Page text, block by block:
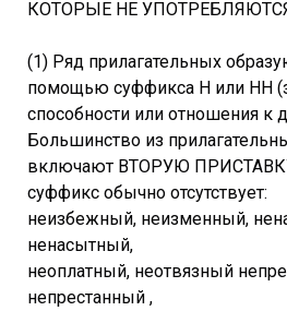
КОТОРЫЕ НЕ
(1) Ряд прилагательных
помощью суффикса Н или НН
способности или отношения к
Большинство из
включают ВТОРУЮ
суффикс обычно отсутствует:
неизбежный, неизменный,
ненасытный,
неоплатный, неотвязный
непрестанный ,